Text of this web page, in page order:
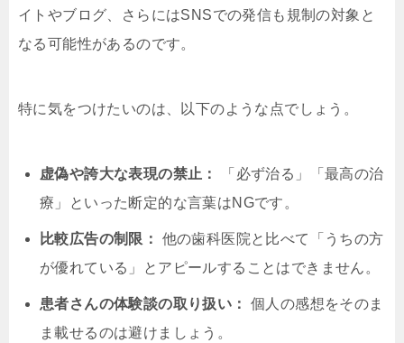
イトやブログ、さらにはSNSでの発信も規制の対象と
なる可能性があるのです。
特に気をつけたいのは、以下のような点でしょう。
虚偽や誇大な表現の禁止：
「必ず治る」「最高の治
療」といった断定的な言葉はNGです。
比較広告の制限：
他の歯科医院と比べて「うちの方
が優れている」とアピールすることはできません。
患者さんの体験談の取り扱い：
個人の感想をそのま
ま載せるのは避けましょう。